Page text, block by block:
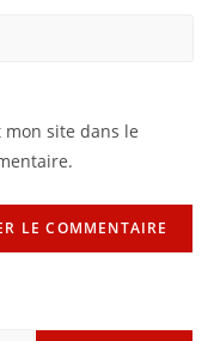
site dans le